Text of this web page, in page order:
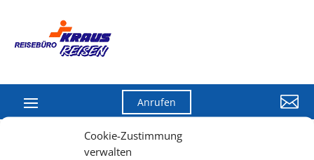
Cookie-Zustimmung
verwalten
Anrufen 